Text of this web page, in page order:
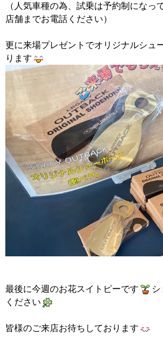
（人気車種の為、試乗は予約制になっ
店舗までお電話ください）
更に来場プレゼントでオリジナルシュ
ります
最後に今週のお花スイトピーです
シ
ください
皆様のご来店お待ちしております